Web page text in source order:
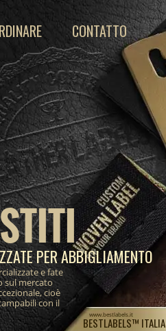
BESTLABELS™ ITALIA
www.bestlabels.it
PER ABBIGLIAMENTO
e fate
sul mercato
cioè
con il
CONTATTO